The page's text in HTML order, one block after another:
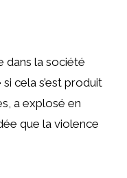
dans la société
cela s’est produit
a explosé en
que la violence